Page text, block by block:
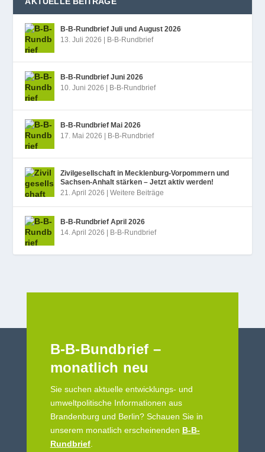
B‑B-Rundbrief Juli und August 2026
13. Juli 2026 | B-B-Rundbrief
B‑B-Rundbrief Juni 2026
10. Juni 2026 | B-B-Rundbrief
B‑B-Rundbrief Mai 2026
17. Mai 2026 | B-B-Rundbrief
Zivilgesellschaft in Mecklenburg-Vorpommern und
Sachsen-Anhalt stärken – Jetzt aktiv werden!
21. April 2026 |Weitere Beiträge
B‑B-Rundbrief April 2026
14. April 2026 | B-B-Rundbrief
B-B-Bundbrief –
monatlich neu
Sie suchen aktuelle entwicklungs- und
umweltpolitische Informationen aus
Brandenburg und Berlin? Schauen Sie in
unserem monatlich erscheinenden B-B-
Rundbrief.